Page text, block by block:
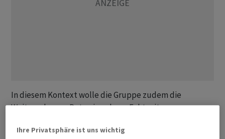
In diesem Kontext wolle die Gruppe zudem die
Weitergabe von Daten in nahezu Echtzeit zur
Zudem werde es zum ersten Mal ein gemeinsames
Ihre Privatsphäre ist uns wichtig